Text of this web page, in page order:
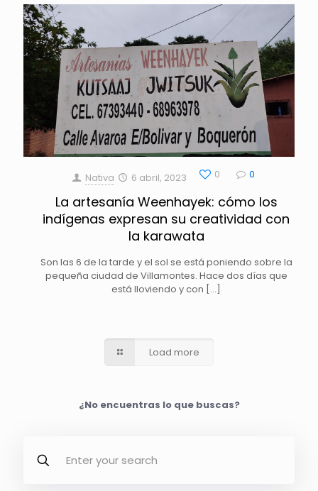
Nativa 6 abril, 2023 0 0
La artesanía Weenhayek: cómo los
indígenas expresan su creatividad con
la karawata
Son las 6 de la tarde y el sol se está poniendo sobre la
pequeña ciudad de Villamontes. Hace dos días que
está lloviendo y con […]
Load more
¿No encuentras lo que buscas?